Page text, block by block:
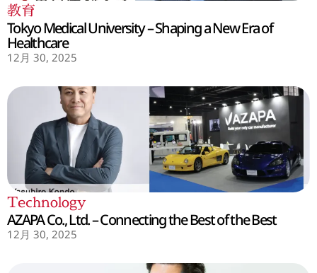
教育
Tokyo Medical University – Shaping a New Era of
Healthcare
12月 30, 2025
Technology
AZAPA Co., Ltd. – Connecting the Best of the Best
12月 30, 2025